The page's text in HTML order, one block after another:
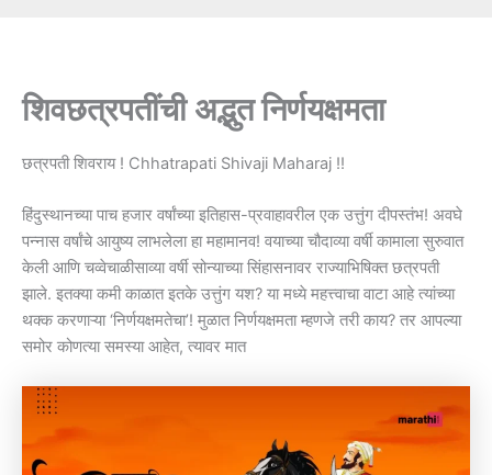
शिवछत्रपतींची अद्भुत निर्णयक्षमता
छत्रपती शिवराय ! Chhatrapati Shivaji Maharaj !!
हिंदुस्थानच्या पाच हजार वर्षांच्या इतिहास-प्रवाहावरील एक उत्तुंग दीपस्तंभ! अवघे
पन्नास वर्षांचे आयुष्य लाभलेला हा महामानव! वयाच्या चौदाव्या वर्षी कामाला सुरुवात
केली आणि चव्वेचाळीसाव्या वर्षी सोन्याच्या सिंहासनावर राज्याभिषिक्त छत्रपती
झाले. इतक्या कमी काळात इतके उत्तुंग यश? या मध्ये महत्त्वाचा वाटा आहे त्यांच्या
थक्क करणाऱ्या ‘निर्णयक्षमतेचा’! मुळात निर्णयक्षमता म्हणजे तरी काय? तर आपल्या
समोर कोणत्या समस्या आहेत, त्यावर मात